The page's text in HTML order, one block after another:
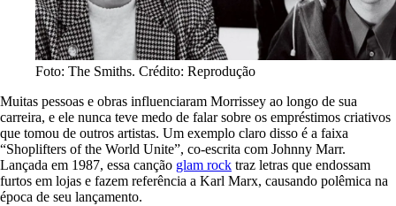
Foto: The Smiths. Crédito: Reprodução
Muitas pessoas e obras influenciaram Morrissey ao longo de sua
carreira, e ele nunca teve medo de falar sobre os empréstimos criativos
que tomou de outros artistas. Um exemplo claro disso é a faixa
“Shoplifters of the World Unite”, co-escrita com Johnny Marr.
Lançada em 1987, essa canção glam rock traz letras que endossam
furtos em lojas e fazem referência a Karl Marx, causando polêmica na
época de seu lançamento.